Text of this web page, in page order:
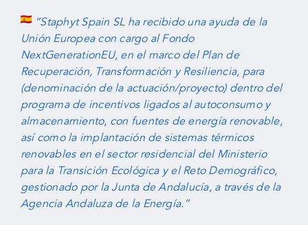
“Staphyt Spain SL ha recibido una ayuda de la
Unión Europea con cargo al Fondo
NextGenerationEU, en el marco del Plan de
Recuperación, Transformación y Resiliencia, para
(denominación de la actuación/proyecto) dentro del
programa de incentivos ligados al autoconsumo y
almacenamiento, con fuentes de energía renovable,
así como la implantación de sistemas térmicos
renovables en el sector residencial del Ministerio
para la Transición Ecológica y el Reto Demográfico,
gestionado por la Junta de Andalucía, a través de la
Agencia Andaluza de la Energía.”